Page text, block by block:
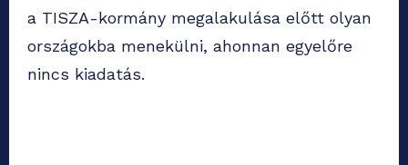
a TISZA-kormány megalakulása előtt olyan
országokba menekülni, ahonnan egyelőre
nincs kiadatás.